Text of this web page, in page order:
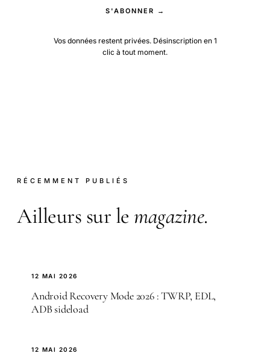
S'ABONNER →
Vos données restent privées. Désinscription en 1
clic à tout moment.
RÉCEMMENT PUBLIÉS
Ailleurs sur le magazine.
12 MAI 2026
Android Recovery Mode 2026 : TWRP, EDL,
ADB sideload
12 MAI 2026